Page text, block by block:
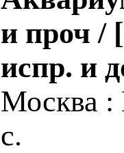
и проч /
испр. и
Москва :
с.